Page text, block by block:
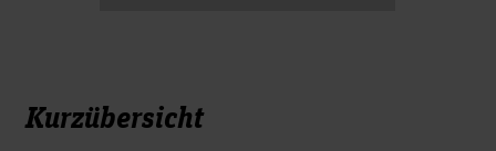
Kurzübersicht